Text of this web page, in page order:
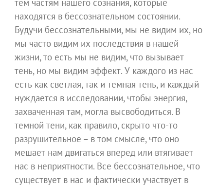
тем частям нашего сознания, которые
находятся в бессознательном состоянии.
Будучи бессознательными, мы не видим их, но
мы часто видим их последствия в нашей
жизни, то есть мы не видим, что вызывает
тень, но мы видим эффект. У каждого из нас
есть как светлая, так и темная тень, и каждый
нуждается в исследовании, чтобы энергия,
захваченная там, могла высвободиться. В
темной тени, как правило, скрыто что-то
разрушительное – в том смысле, что оно
мешает нам двигаться вперед или втягивает
нас в неприятности. Все бессознательное, что
существует в нас и фактически участвует в